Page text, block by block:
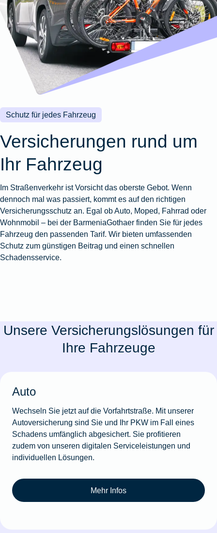
Wohnungsschutzbrief
Zur
Produktübersicht
Gewässerschadenhaftpflicht
Zur
Produktübersicht
Zur
Produktübersicht
Reisehaftpflichtversicherung
Reiserücktrittsversicherung
Zur
Produktübersicht
Zur
Produktübersicht
Zur
Produktübersicht
Zur
Produktübersicht
Montageversicherung
Zur
Produktübersicht
Gruppenunfall für
Betriebe
Gruppenunfall für
Vereine
Produktübersicht
Kunstversicherung
Ausstellungsversicherung
Valorenversicherung
Oldtimersammlungsversicherung
Zur
Schutz für jedes Fahrzeug
Versicherungen rund um
Ihr Fahrzeug
Im Straßenverkehr ist Vorsicht das oberste Gebot. Wenn
dennoch mal was passiert, kommt es auf den richtigen
Versicherungsschutz an. Egal ob Auto, Moped, Fahrrad oder
Wohnmobil – bei der BarmeniaGothaer finden Sie für jedes
Fahrzeug den passenden Tarif. Wir bieten umfassenden
Schutz zum günstigen Beitrag und einen schnellen
Schadensservice.
Unsere Versicherungslösungen für
Ihre Fahrzeuge
Auto
Wechseln Sie jetzt auf die Vorfahrtstraße. Mit unserer
Autoversicherung sind Sie und Ihr PKW im Fall eines
Schadens umfänglich abgesichert. Sie profitieren
zudem von unseren digitalen Serviceleistungen und
individuellen Lösungen.
Mehr Infos